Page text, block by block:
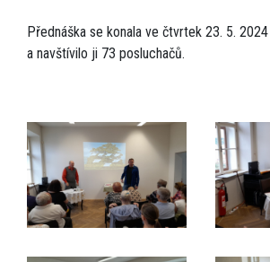
Přednáška se konala ve čtvrtek 23. 5.
a navštívilo ji 73 posluchačů.